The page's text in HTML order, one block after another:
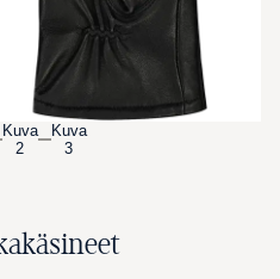
Kuva
2
Kuva
3